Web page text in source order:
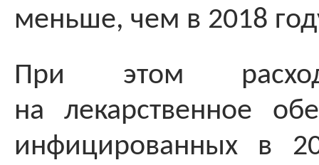
меньше, чем в 2018
При этом
на лекарственное
инфицированных в